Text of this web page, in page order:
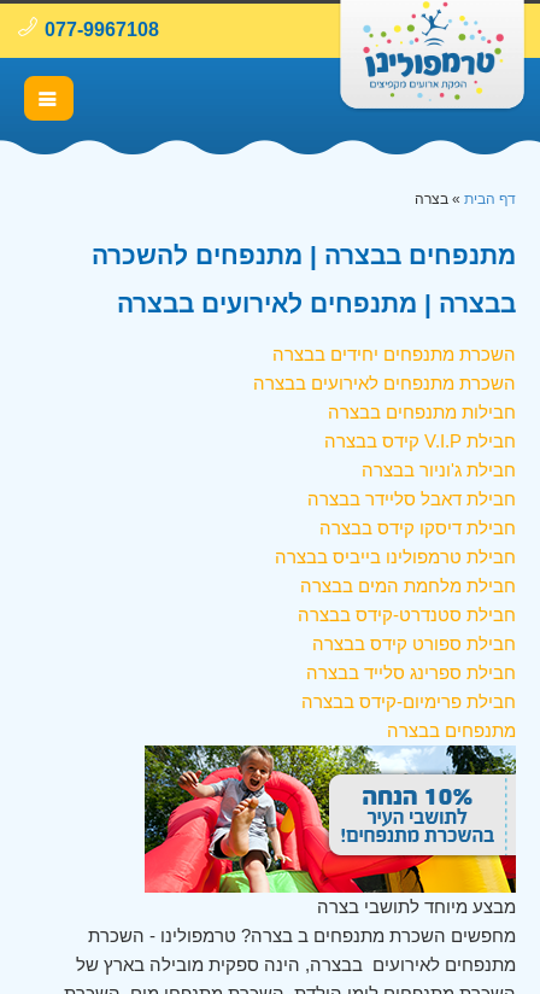
077-9967108
דף הבית » בצרה
מתנפחים בבצרה | מתנפחים להשכרה
בבצרה | מתנפחים לאירועים בבצרה
השכרת מתנפחים יחידים בבצרה
השכרת מתנפחים לאירועים בבצרה
חבילות מתנפחים בבצרה
חבילת V.I.P קידס בבצרה
חבילת ג'וניור בבצרה
חבילת דאבל סליידר בבצרה
חבילת דיסקו קידס בבצרה
חבילת טרמפולינו בייביס בבצרה
חבילת מלחמת המים בבצרה
חבילת סטנדרט-קידס בבצרה
חבילת ספורט קידס בבצרה
חבילת ספרינג סלייד בבצרה
חבילת פרימיום-קידס בבצרה
מתנפחים בבצרה
מבצע מיוחד לתושבי בצרה
מחפשים השכרת מתנפחים ב בצרה? טרמפולינו - השכרת
מתנפחים לאירועים בבצרה, הינה ספקית מובילה בארץ של